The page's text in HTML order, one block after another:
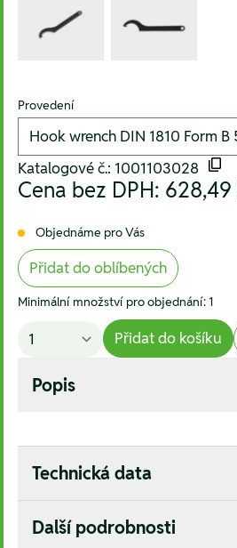
Provedení
Katalogové č.: 1001103028
Cena bez DPH: 628,49
Objednáme pro Vás
Přidat do oblíbených
Minimální množství pro objednání: 1
Přidat do košíku
Popis
Technická data
Další podrobnosti